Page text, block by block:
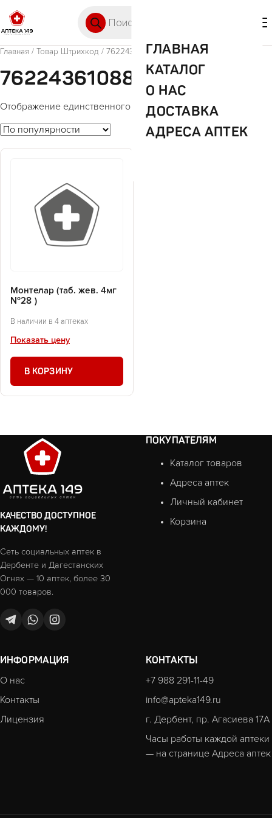
ГЛАВНАЯ
КАТАЛОГ
О НАС
ДОСТАВКА
АДРЕСА АПТЕК
Главная / Товар Штрихкод / 7622436108827
7622436108827
Отображение единственного товара
Монтелар (таб. жев. 4мг
№28 )
В наличии в 4 аптеках
Показать цену
В КОРЗИНУ
КАЧЕСТВО ДОСТУПНОЕ
КАЖДОМУ!
Сеть социальных аптек в
Дербенте и Дагестанских
Огнях — 10 аптек, более 30
000 товаров.
ПОКУПАТЕЛЯМ
Каталог товаров
Адреса аптек
Личный кабинет
Корзина
ИНФОРМАЦИЯ
О нас
Контакты
Лицензия
КОНТАКТЫ
+7 988 291-11-49
info@apteka149.ru
г. Дербент, пр. Агасиева 17А
Часы работы каждой аптеки
— на странице Адреса аптек